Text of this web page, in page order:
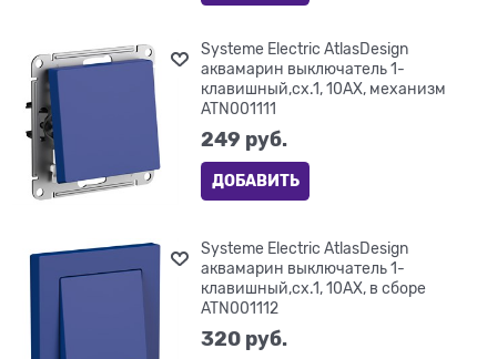
Systeme Electric AtlasDesign
аквамарин выключатель 1-
клавишный,сх.1, 10АХ, механизм
ATN001111
249 руб.
ДОБАВИТЬ
Systeme Electric AtlasDesign
аквамарин выключатель 1-
клавишный,сх.1, 10АХ, в сборе
ATN001112
320 руб.